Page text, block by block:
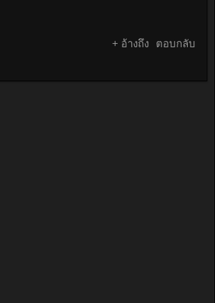
+ อ้างถึง ตอบกลับ